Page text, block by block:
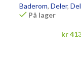
Baderom, Deler,
På lager
kr